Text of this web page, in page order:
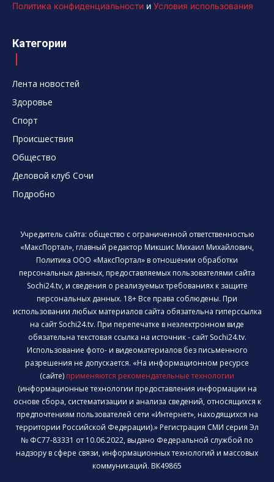
Политика конфиденциальности и Условия использования
Категории
Лента новостей
Здоровье
Спорт
Происшествия
Общество
Деловой клуб Сочи
Подробно
Учредитель сайта: общество с ограниченной ответственностью
«МаксПортал», главный редактор Микшис Михаил Михайлович,
Политика ООО «МаксПортал» в отношении обработки
персональных данных, предоставляемых пользователями сайта
Sochi24.tv, и сведения о реализуемых требованиях к защите
персональных данных. 18+ Все права соблюдены. При
использовании любых материалов сайта обязательна гиперссылка
на сайт Sochi24.tv. При перепечатке в неэлектронном виде
обязательна текстовая ссылка на источник - сайт Sochi24.tv.
Использование фото- и видеоматериалов без письменного
разрешения не допускается. «На информационном ресурсе
(сайте) применяются рекомендательные технологии
(информационные технологии предоставления информации на
основе сбора, систематизации и анализа сведений, относящихся к
предпочтениям пользователей сети «Интернет», находящихся на
территории Российской Федерации).» Регистрация СМИ серия Эл
№ ФС77-83331 от 10.06.2022, выдано Федеральной службой по
надзору в сфере связи, информационных технологий и массовых
коммуникаций. ВК49865